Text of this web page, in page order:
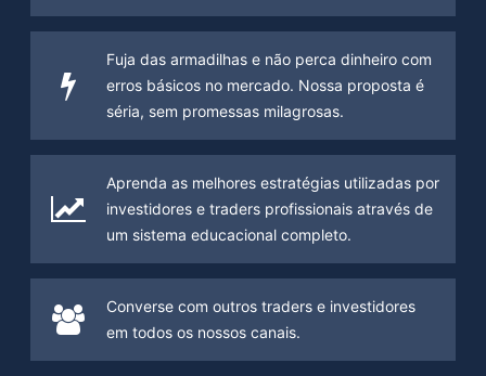
Fuja das armadilhas e não perca dinheiro com
erros básicos no mercado. Nossa proposta é
séria, sem promessas milagrosas.
Aprenda as melhores estratégias utilizadas por
investidores e traders profissionais através de
um sistema educacional completo.
Converse com outros traders e investidores
em todos os nossos canais.